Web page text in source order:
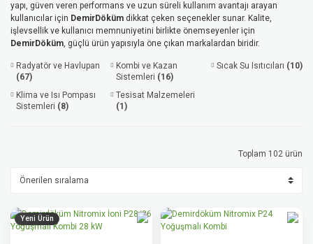
yapı, güven veren performans ve uzun süreli kullanım avantajı arayan
kullanıcılar için DemirDöküm dikkat çeken seçenekler sunar. Kalite,
işlevsellik ve kullanıcı memnuniyetini birlikte önemseyenler için
DemirDöküm, güçlü ürün yapısıyla öne çıkan markalardan biridir.
Radyatör ve Havlupan
(67)
Kombi ve Kazan
Sistemleri (16)
Sıcak Su Isıtıcıları (10)
Klima ve Isı Pompası
Sistemleri (8)
Tesisat Malzemeleri
(1)
Toplam 102 ürün
Yeni Ürün